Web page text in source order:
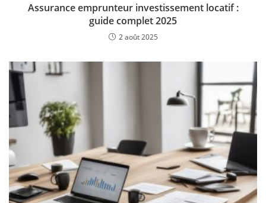
Assurance emprunteur investissement locatif :
guide complet 2025
2 août 2025